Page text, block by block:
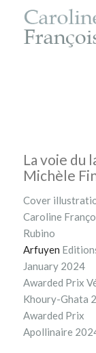
La voie du
Michèle
Cover
Caroline
Rubino
Arfuyen
January 2024
Awarded Prix
Khoury-Ghata
Awarded Prix
Apollinaire